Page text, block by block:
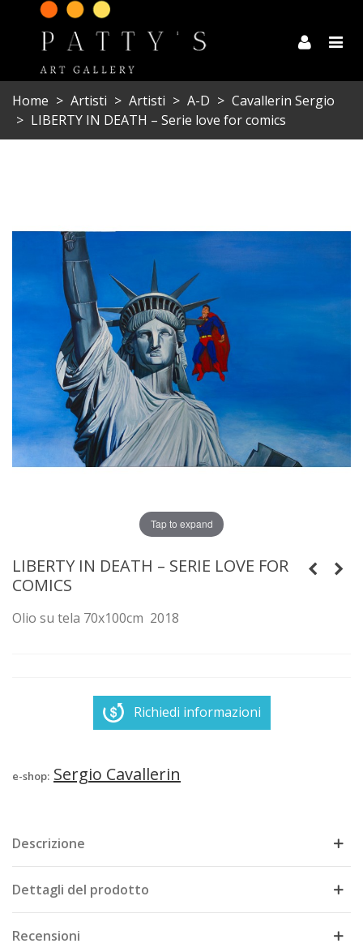
Home > Artisti > Artisti > A-D > Cavallerin Sergio
> LIBERTY IN DEATH – Serie love for comics
Tap to expand
LIBERTY IN DEATH – SERIE LOVE FOR
COMICS
Olio su tela 70x100cm 2018
Richiedi informazioni
e-shop: Sergio Cavallerin
Descrizione
Dettagli del prodotto
Recensioni